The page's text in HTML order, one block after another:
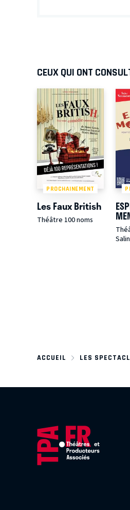
CEUX QUI ONT
PROCHAINEMENT
Les Faux British
Théâtre 100 noms
ACCUEIL LES